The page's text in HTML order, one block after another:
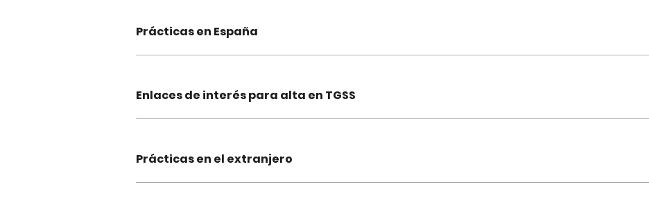
Prácticas en España
Enlaces de interés para alta en TGSS
Prácticas en el extranjero